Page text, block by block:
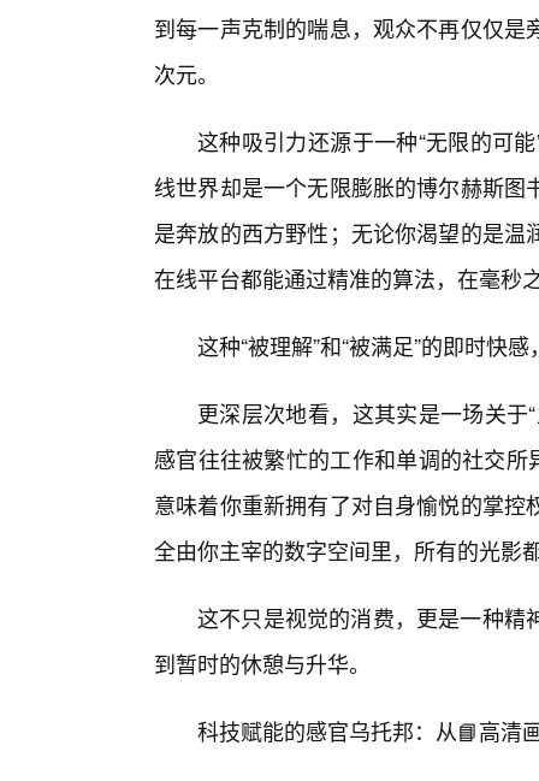
到每一声克制的喘息，观众不再仅仅
次元。
这种吸引力还源于一种“无限的可
线世界却是一个无限膨胀的博尔赫斯
是奔放的西方野性；无论你渴望的是
在线平台都能通过精准的算法，在毫秒
这种“被理解”和“被满足”的即时快
更深层次地看，这其实是一场关于
感官往往被繁忙的工作和单调的社交
意味着你重新拥有了对自身愉悦的掌
全由你主宰的数字空间里，所有的光影
这不只是视觉的消费，更是一种精
到暂时的休憩与升华。
科技赋能的感官乌托邦：从📘高清